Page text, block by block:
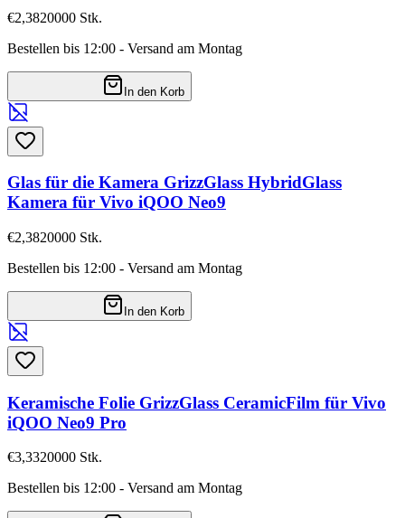
€2,3820000 Stk.
Bestellen bis 12:00 - Versand am Montag
In den Korb
Glas für die Kamera GrizzGlass HybridGlass
Kamera für Vivo iQOO Neo9
€2,3820000 Stk.
Bestellen bis 12:00 - Versand am Montag
In den Korb
Keramische Folie GrizzGlass CeramicFilm für Vivo
iQOO Neo9 Pro
€3,3320000 Stk.
Bestellen bis 12:00 - Versand am Montag